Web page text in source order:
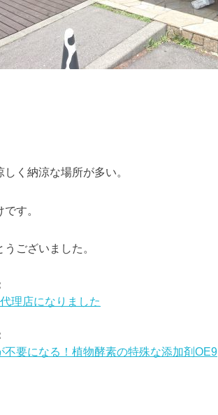
く納涼な場所が多い。
す。
ございました。
理店になりました
不要になる！植物酵素の特殊な添加剤OE9